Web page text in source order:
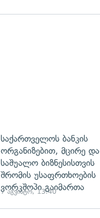
საქართველოს ბანკის
ორგანიზებით, მცირე და
საშუალო ბიზნესისთვის
შრომის უსაფრთხოების
ვორკშოპი გაიმართა
7 აგვისტო, 13:40